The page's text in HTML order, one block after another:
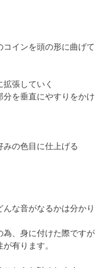
インを頭の形に曲げて
張していく
を垂直にやすりをかけ
の色目に仕上げる
な音がなるかは分かり
為、身に付けた際ですが
有ります。